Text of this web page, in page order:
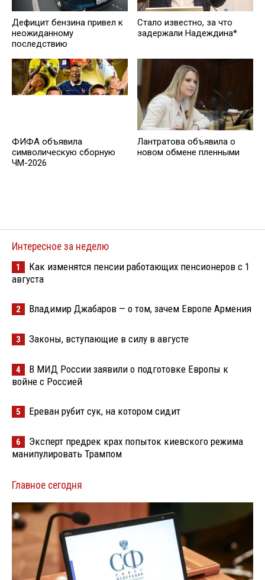
Дефицит бензина привел к
неожиданному
последствию
Стало известно, за что
задержали Надеждина*
ФИФА объявила
символическую сборную
ЧМ-2026
Лантратова объявила о
новом обмене пленными
Интересное за неделю
1
Как изменятся пенсии работающих пенсионеров с 1
августа
2 Владимир Джабаров — о том, зачем Европе Армения
3 Законы, вступающие в силу в августе
4
В МИД России заявили о подготовке Европы к
войне с Россией
5 Ереван рубит сук, на котором сидит
6
Эксперт предрек крах попыток киевского режима
манипулировать Трампом
Главное сегодня